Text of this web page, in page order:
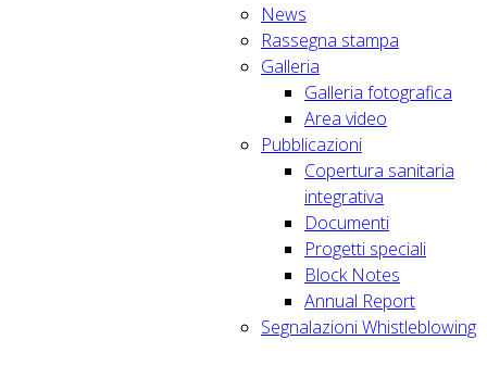
News
Rassegna stampa
Galleria
Galleria fotografica
Area video
Pubblicazioni
Copertura sanitaria
integrativa
Documenti
Progetti speciali
Block Notes
Annual Report
Segnalazioni Whistleblowing